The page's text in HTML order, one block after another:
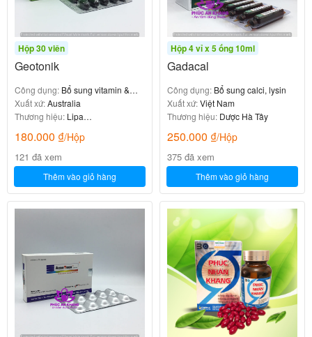
Hộp 30 viên
Geotonik
Công dụng: Bổ sung vitamin &
khoáng chất
Xuất xứ:Australia
Thương hiệu: Lipa
180.000 ₫/Hộp
121 đã xem
Thêm vào giỏ hàng
Hộp 4 vỉ x 5 ống 10ml
Gadacal
Công dụng: Bổ sung calci, lysin
Xuất xứ:Việt Nam
Thương hiệu: Dược Hà Tây
250.000 ₫/Hộp
375 đã xem
Thêm vào giỏ hàng